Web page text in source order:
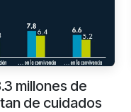
millones de
de cuidados